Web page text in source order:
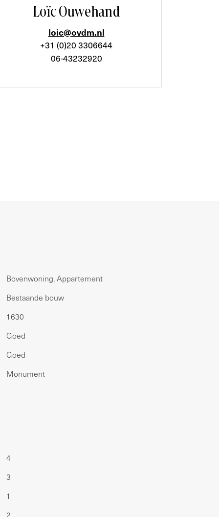
Loïc Ouwehand
loic@ovdm.nl
+31 (0)20 3306644
06-43232920
Bovenwoning, Appartement
Bestaande bouw
1630
Goed
Goed
Monument
4
3
1
2